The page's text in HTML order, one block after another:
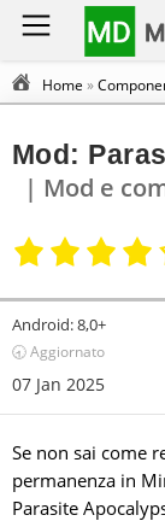
MD
Home »
Mod:
| Mod e
Android:8,0+
🕣 Aggiornato
07 Jan 2025
Se non sai come
permanenza in
Parasite